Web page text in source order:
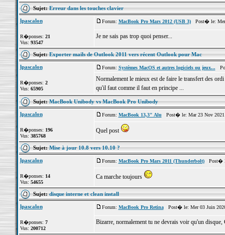
Sujet:Erreur dans les touches clavier
lpascalon
R�ponses: 21
Vus: 93547
Forum: MacBook Pro Mars 2012 (USB 3)Post� le: Mer
Je ne sais pas trop quoi penser...
Sujet:Exporter mails de Outlook 2011 vers récent Outlook pour Mac
lpascalon
R�ponses: 2
Vus: 65905
Forum: Systèmes MacOS et autres logiciels ou jeux...
Normalement le mieux est de faire le transfert des
qu'il faut comme il faut en principe ...
Sujet:MacBook Unibody vs MacBook Pro Unibody
lpascalon
R�ponses: 196
Vus: 385768
Forum: MacBook 13,3" Alu Post� le: Mar 23 Nov
Quel post
Sujet:Mise à jour 10.8 vers 10.10 ?
lpascalon
R�ponses: 14
Vus: 54655
Forum: MacBook Pro Mars 2011 (Thunderbolt)Post�
Ca marche toujours
Sujet:disque interne et clean install
lpascalon
R�ponses: 7
Vus: 200712
Forum: MacBook Pro RetinaPost� le: Mer 03 Juin
Bizarre, normalement tu ne devrais voir qu'un